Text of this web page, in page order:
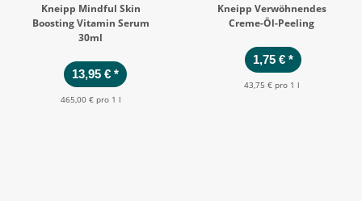
Kneipp Mindful Skin
Boosting Vitamin Serum
30ml
13,95 €*
465,00 € pro 1 l
Kneipp Verwöhnendes
Creme-Öl-Peeling
1,75 €*
43,75 € pro 1 l